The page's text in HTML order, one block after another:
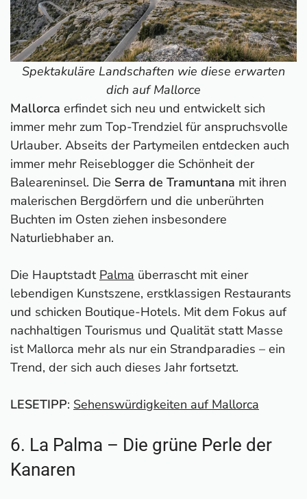
Spektakuläre Landschaften wie diese erwarten
dich auf Mallorce
Mallorca erfindet sich neu und entwickelt sich
immer mehr zum Top-Trendziel für anspruchsvolle
Urlauber. Abseits der Partymeilen entdecken auch
immer mehr Reiseblogger die Schönheit der
Baleareninsel. Die Serra de Tramuntana mit ihren
malerischen Bergdörfern und die unberührten
Buchten im Osten ziehen insbesondere
Naturliebhaber an.
Die Hauptstadt Palma überrascht mit einer
lebendigen Kunstszene, erstklassigen Restaurants
und schicken Boutique-Hotels. Mit dem Fokus auf
nachhaltigen Tourismus und Qualität statt Masse
ist Mallorca mehr als nur ein Strandparadies – ein
Trend, der sich auch dieses Jahr fortsetzt.
LESETIPP: Sehenswürdigkeiten auf Mallorca
6. La Palma – Die grüne Perle der
Kanaren